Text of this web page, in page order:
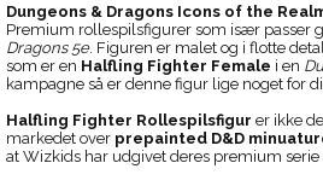
Dungeons & Dragons Icons of the
Premium rollespilsfigurer som især passer
Dragons 5e. Figuren er malet og i flotte
som er en Halfling Fighter Female i en
kampagne så er denne figur lige noget for
Halfling Fighter Rollespilsfigur er ikke
markedet over prepainted D&D
at Wizkids har udgivet deres premium serie